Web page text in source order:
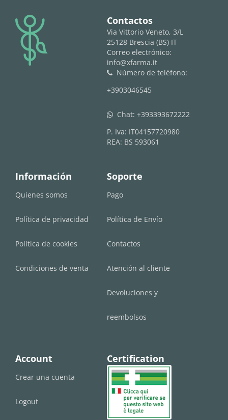
logo Contactos
Via Vittorio Veneto, 3/L
25128 Brescia (BS) IT
Correo electrónico:
info@xfarma.it
phone
Número de teléfono:
+3903046545
whatsapp Chat: +393393672222
P. Iva: IT04157720980
REA: BS 593061
Información
Quienes somos
Política de privacidad
Política de cookies
Condiciones de venta
Soporte
Pago
Política de Envío
Contactos
Atención al cliente
Devoluciones y
reembolsos
Account
Crear una cuenta
Logout
Certification